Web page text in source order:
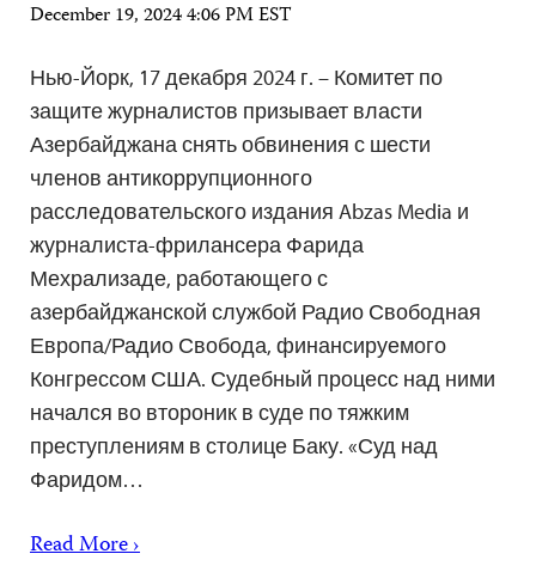
December 19, 2024 4:06 PM EST
Нью-Йорк, 17 декабря 2024 г. – Комитет по
защите журналистов призывает власти
Азербайджана снять обвинения с шести
членов антикоррупционного
расследовательского издания Abzas Media и
журналиста-фрилансера Фарида
Мехрализаде, работающего с
азербайджанской службой Радио Свободная
Европа/Радио Свобода, финансируемого
Конгрессом США. Судебный процесс над ними
начался во второник в суде по тяжким
преступлениям в столице Баку. «Суд над
Фаридом…
Read More ›